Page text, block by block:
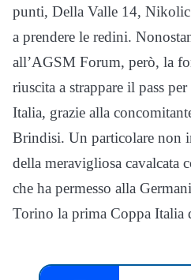
punti, Della Valle 14,
a prendere le redini.
all’AGSM Forum, però, la
riuscita a strappare il pass
Italia, grazie alla
Brindisi. Un particolare non
della meravigliosa cavalcata
che ha permesso alla
Torino la prima Coppa Italia